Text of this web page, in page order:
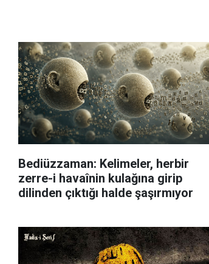
Bediüzzaman: Kelimeler, herbir
zerre-i havaînin kulağına girip
dilinden çıktığı halde şaşırmıyor